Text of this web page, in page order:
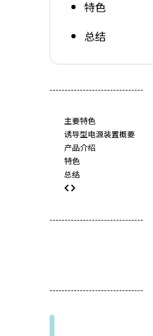
特色
总结
-------------------------------
主要特色
诱导型电源装置概要
产品介绍
特色
总结
-------------------------------
-------------------------------